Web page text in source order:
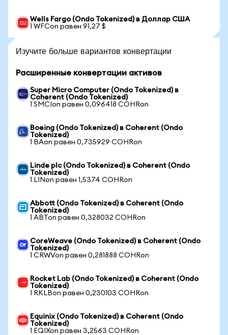
Wells Fargo (Ondo Tokenized) в Доллар США
1 WFCon равен 91,27 $
Изучите больше вариантов конвертации
Расширенные конвертации активов
Super Micro Computer (Ondo Tokenized) в
Coherent (Ondo Tokenized)
1 SMCIon равен 0,096418 COHRon
Boeing (Ondo Tokenized) в Coherent (Ondo
Tokenized)
1 BAon равен 0,735929 COHRon
Linde plc (Ondo Tokenized) в Coherent (Ondo
Tokenized)
1 LINon равен 1,5374 COHRon
Abbott (Ondo Tokenized) в Coherent (Ondo
Tokenized)
1 ABTon равен 0,328032 COHRon
CoreWeave (Ondo Tokenized) в Coherent (Ondo
Tokenized)
1 CRWVon равен 0,281888 COHRon
Rocket Lab (Ondo Tokenized) в Coherent (Ondo
Tokenized)
1 RKLBon равен 0,230103 COHRon
Equinix (Ondo Tokenized) в Coherent (Ondo
Tokenized)
1 EQIXon равен 3,2563 COHRon